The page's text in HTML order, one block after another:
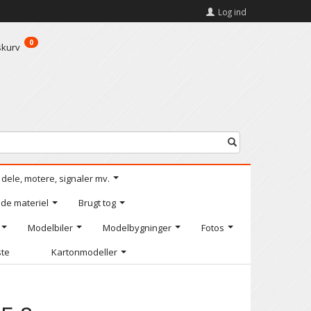
Log ind
0
dele, motere, signaler mv.
materiel
Brugt tog
Modelbiler
Modelbygninger
Fotos
Kartonmodeller